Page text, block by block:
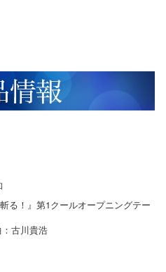
る！』第1クールオープニングテー
古川貴浩